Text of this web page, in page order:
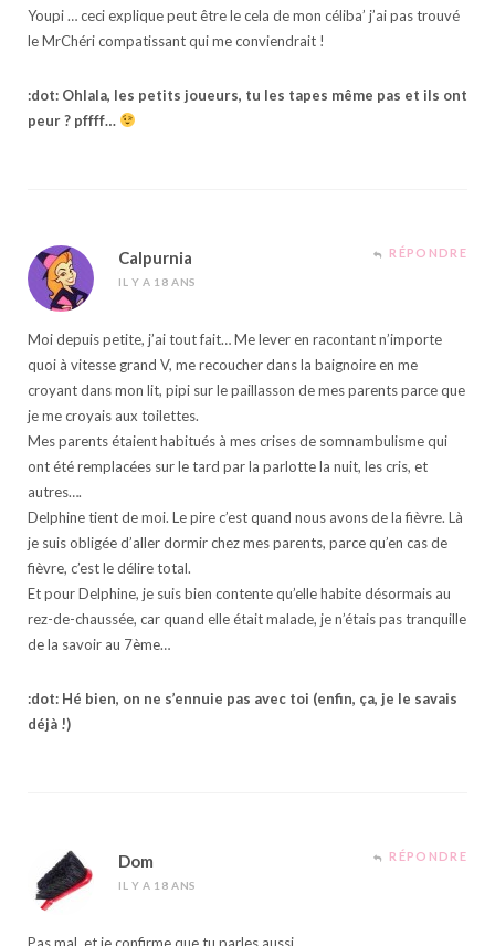
Youpi … ceci explique peut être le cela de mon céliba’ j’ai pas trouvé
le MrChéri compatissant qui me conviendrait !
:dot: Ohlala, les petits joueurs, tu les tapes même pas et ils ont
peur ? pffff…
Calpurnia
IL Y A 18 ANS
RÉPONDRE
Moi depuis petite, j’ai tout fait… Me lever en racontant n’importe
quoi à vitesse grand V, me recoucher dans la baignoire en me
croyant dans mon lit, pipi sur le paillasson de mes parents parce que
je me croyais aux toilettes.
Mes parents étaient habitués à mes crises de somnambulisme qui
ont été remplacées sur le tard par la parlotte la nuit, les cris, et
autres….
Delphine tient de moi. Le pire c’est quand nous avons de la fièvre. Là
je suis obligée d’aller dormir chez mes parents, parce qu’en cas de
fièvre, c’est le délire total.
Et pour Delphine, je suis bien contente qu’elle habite désormais au
rez-de-chaussée, car quand elle était malade, je n’étais pas tranquille
de la savoir au 7ème…
:dot: Hé bien, on ne s’ennuie pas avec toi (enfin, ça, je le savais
déjà !)
Dom
IL Y A 18 ANS
RÉPONDRE